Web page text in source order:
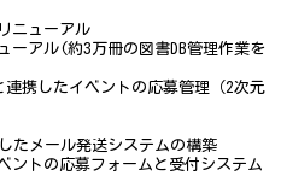
ニューアル
アル(約3万冊の図書DB管理作業を
携したイベントの応募管理（2次元
メール発送システムの構築
トの応募フォームと受付システム